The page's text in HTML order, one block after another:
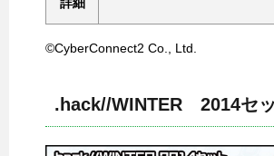
©CyberConnect2 Co., Ltd.
.hack//WINTER 2014セ